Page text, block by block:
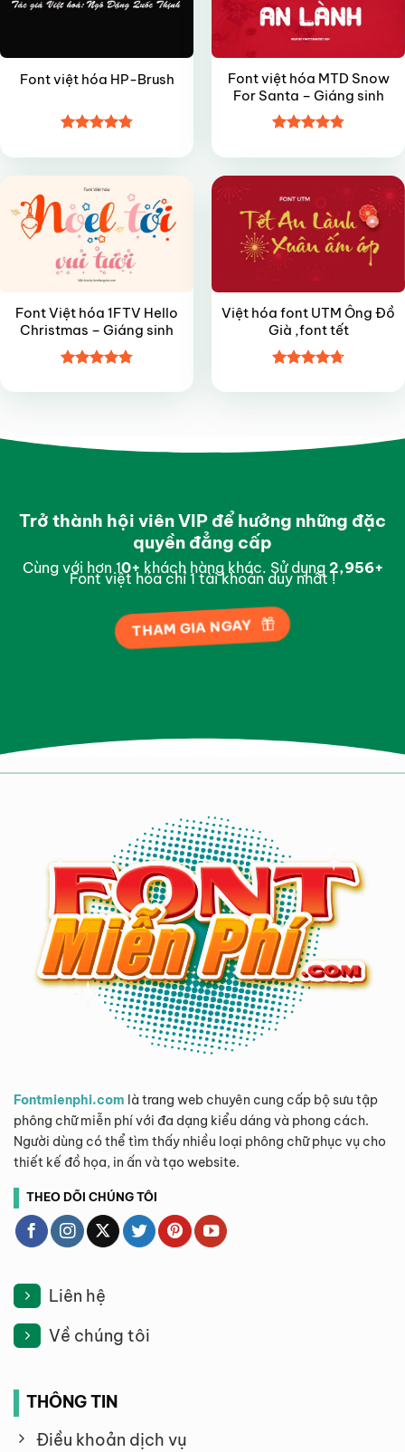
Font việt hóa HP-Brush
hạng4.85
sao
Font việt hóa MTD Snow
For Santa – Giáng sinh
hạng4.85
sao
Font Việt hóa 1FTV Hello
Christmas – Giáng sinh
hạng4.85
Việt hóa font UTM Ông Đồ
Già ,font tết
hạng4.75
Trở thành hội viên VIP để hưởng những đặc
quyền đẳng cấp
Cùng với hơn 10+ khách hàng khác. Sử dụng 2,997+
Font việt hóa chỉ 1 tài khoản duy nhất !
THAM GIA NGAY
Fontmienphi.com là trang web chuyên cung cấp bộ sưu tập
phông chữ miễn phí với đa dạng kiểu dáng và phong cách.
Người dùng có thể tìm thấy nhiều loại phông chữ phục vụ cho
thiết kế đồ họa, in ấn và tạo website.
THEO DÕI CHÚNG TÔI
Liên hệ
Về chúng tôi
THÔNG TIN
Điều khoản dịch vụ